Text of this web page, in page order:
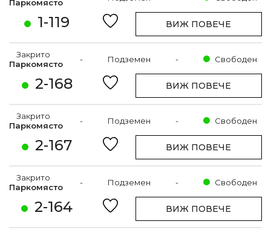
1-119
Паркомясто
ВИЖ ПОВЕЧЕ
2-168
Закрито
Паркомясто
- Подземен - Свободен
ВИЖ ПОВЕЧЕ
2-167
Закрито
Паркомясто
- Подземен - Свободен
ВИЖ ПОВЕЧЕ
2-164
Закрито
Паркомясто
- Подземен - Свободен
ВИЖ ПОВЕЧЕ